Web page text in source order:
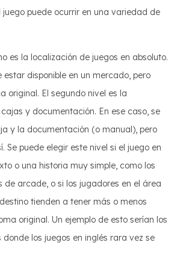
juego puede ocurrir en una variedad de
es la localización de juegos en absoluto.
estar disponible en un mercado, pero
original. El segundo nivel es la
y documentación. En ese caso, se
y la documentación (o manual), pero
Se puede elegir este nivel si el juego en
o una historia muy simple, como los
de arcade, o si los jugadores en el área
tienden a tener más o menos
original. Un ejemplo de esto serían los
donde los juegos en inglés rara vez se